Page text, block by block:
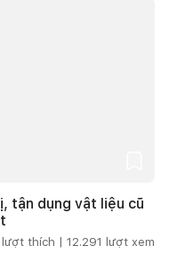
tận dụng vật liệu cũ
lượt thích | 12.291 lượt xem